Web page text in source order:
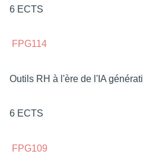
6 ECTS
FPG114
Outils RH à l'ère de l'IA
6 ECTS
FPG109